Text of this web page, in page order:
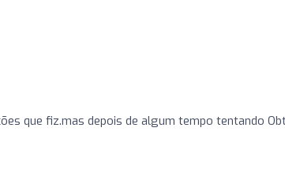
que fiz.mas depois de algum tempo tentando